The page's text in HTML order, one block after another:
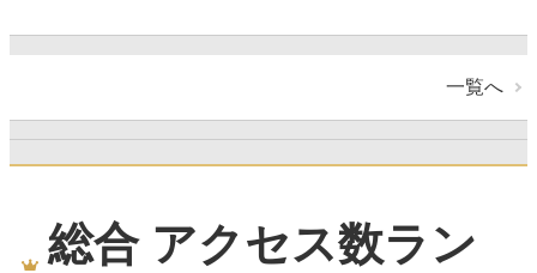
一覧へ
総合 アクセス数ラン